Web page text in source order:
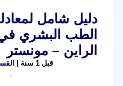
دليل شامل
الطب البشري
الراين – مونستر
قبل 1 سنة |